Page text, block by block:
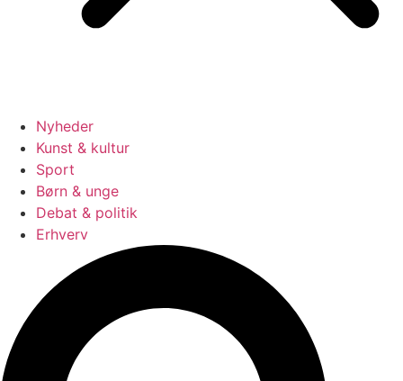
Nyheder
Kunst & kultur
Sport
Børn & unge
Debat & politik
Erhverv